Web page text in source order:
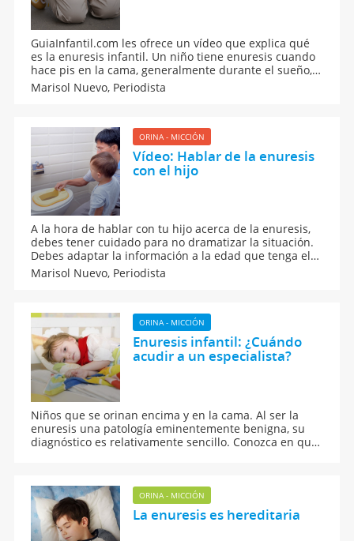
GuiaInfantil.com les ofrece un vídeo que explica qué
es la enuresis infantil. Un niño tiene enuresis cuando
hace pis en la cama, generalmente durante el sueño,
en la siesta o por la noche, de forma involuntaria, y a
una edad que teóricamente ya lo tenía que haber
Marisol Nuevo, Periodista
ORINA - MICCIÓN
Vídeo: Hablar de la enuresis
con el hijo
A la hora de hablar con tu hijo acerca de la enuresis,
debes tener cuidado para no dramatizar la situación.
Debes adaptar la información a la edad que tenga el
niño o la niña. Tu hijo debe saber que sus padres
están a su lado para ayudarle, aunque al principio le
Marisol Nuevo, Periodista
ORINA - MICCIÓN
Enuresis infantil: ¿Cuándo
acudir a un especialista?
Niños que se orinan encima y en la cama. Al ser la
enuresis una patología eminentemente benigna, su
diagnóstico es relativamente sencillo. Conozca en qué
ORINA - MICCIÓN
La enuresis es hereditaria